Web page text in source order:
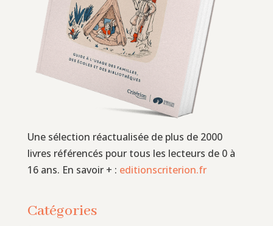
Une sélection réactualisée de plus de 2000
livres référencés pour tous les lecteurs de 0 à
16 ans. En savoir + : editionscriterion.fr
Catégories